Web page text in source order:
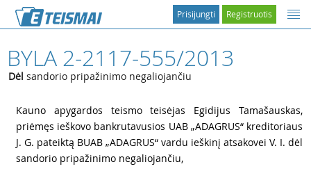
Registruotis
Prisijungti
BYLA 2-2117-555/2013
Dėl sandorio pripažinimo negaliojančiu
Kauno apygardos teismo teisėjas Egidijus Tamašauskas,
priėmęs ieškovo bankrutavusios UAB „ADAGRUS“ kreditoriaus
J. G. pateiktą BUAB „ADAGRUS“ vardu ieškinį atsakovei V. I. dėl
sandorio pripažinimo negaliojančiu,